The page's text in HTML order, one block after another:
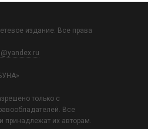
издание. Все права
только с
Все
принадлежат их авторам.